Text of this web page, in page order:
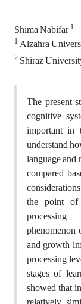
Shima Nabifar1
1Alzahra
2Shiraz
The present
cognitive
important in
understand
language and
compared
the point
phenomenon
and growth,
processing
stages of
showed that